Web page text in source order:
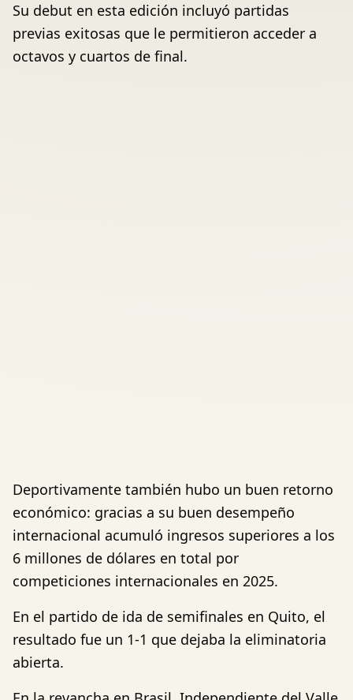
Su debut en esta edición incluyó partidas
previas exitosas que le permitieron acceder a
octavos y cuartos de final.
Deportivamente también hubo un buen retorno
económico: gracias a su buen desempeño
internacional acumuló ingresos superiores a los
6 millones de dólares en total por
competiciones internacionales en 2025.
En el partido de ida de semifinales en Quito, el
resultado fue un 1-1 que dejaba la eliminatoria
abierta.